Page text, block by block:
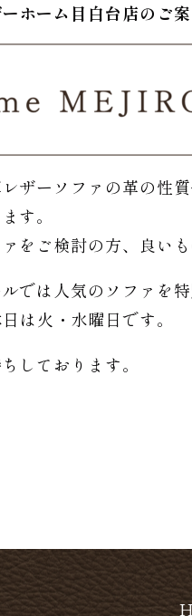
ホーム 目白台店のご
ザーソファの革の性
す。
をご検討の方、良い
では人気のソファを
は火・水曜日です。
しております。